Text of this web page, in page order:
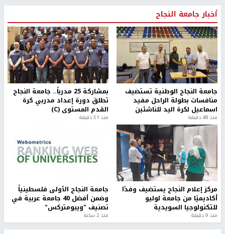
أخبار جامعة النجاح
جامعة النجاح الوطنية تستضيف
منافسات بطولة الراحل مفيد
اسماعيل لكرة اليد للناشئين
منذ 48 دقيقة
بمشاركة 25 مدرباً.. جامعة النجاح
تطلق دورة إعداد مدربي كرة
القدم المستوى (C)
منذ 51 دقيقة
مركز إعلام النجاح يستضيف وفدًا
أكاديميًا من جامعة لوليو
للتكنولوجيا السويدية
منذ 9 دقيقة
جامعة النجاح الأولى فلسطينياً
وضمن أفضل 40 جامعة عربية في
تصنيف "ويبومتركس"
منذ 2 ساعة